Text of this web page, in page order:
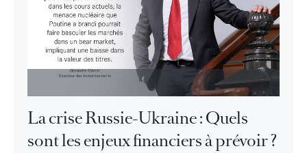
La crise Russie-Ukraine : Quels
sont les enjeux financiers à prévoir ?